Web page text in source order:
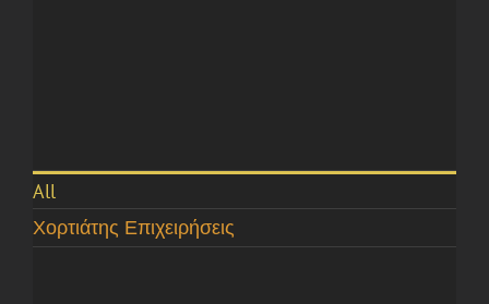
All
Χορτιάτης Επιχειρήσεις